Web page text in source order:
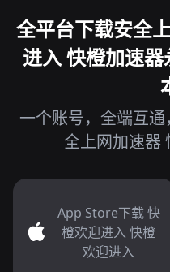
全平台下载安全
进入 快橙加速
一个账号，全端互
全上网加速器
App Store下载 快
橙欢迎进入 快橙
欢迎进入